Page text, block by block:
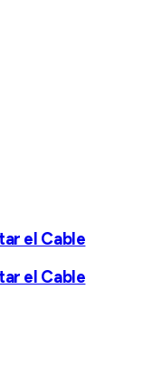
el Cable
el Cable